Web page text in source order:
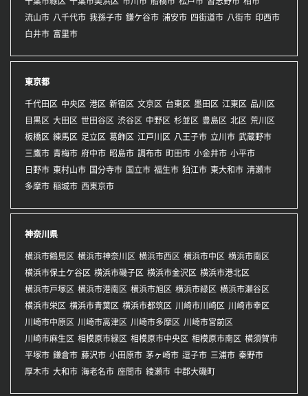
流山市 八千代市 我孫子市 鎌ケ谷市 浦安市 四街道市 八街市 印西市
白井市 富里市
東京都
千代田区 中央区 港区 新宿区 文京区 台東区 墨田区 江東区 品川区
目黒区 大田区 世田谷区 渋谷区 中野区 杉並区 豊島区 北区 荒川区
板橋区 練馬区 足立区 葛飾区 江戸川区 八王子市 立川市 武蔵野市
三鷹市 青梅市 府中市 昭島市 調布市 町田市 小金井市 小平市
日野市 東村山市 国分寺市 国立市 福生市 狛江市 東大和市 清瀬市
多摩市 稲城市 西東京市
神奈川県
横浜市鶴見区 横浜市神奈川区 横浜市西区 横浜市中区 横浜市南区
横浜市保土ケ谷区 横浜市磯子区 横浜市金沢区 横浜市港北区
横浜市戸塚区 横浜市港南区 横浜市旭区 横浜市緑区 横浜市瀬谷区
横浜市栄区 横浜市青葉区 横浜市都筑区 川崎市川崎区 川崎市幸区
川崎市中原区 川崎市高津区 川崎市多摩区 川崎市宮前区
川崎市麻生区 相模原市緑区 相模原市中央区 相模原市南区 横須賀市
平塚市 鎌倉市 藤沢市 小田原市 茅ヶ崎市 逗子市 三浦市 秦野市
厚木市 大和市 海老名市 座間市 綾瀬市 中郡大磯町